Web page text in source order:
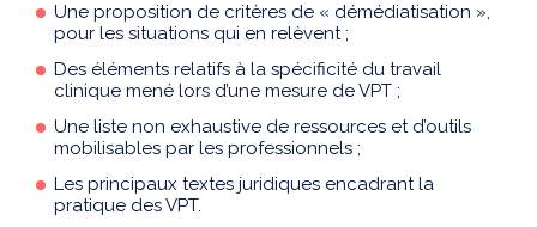
Une proposition de critères de « démédiatisation »,
pour les situations qui en relèvent ;
Des éléments relatifs à la spécificité du travail
clinique mené lors d’une mesure de VPT ;
Une liste non exhaustive de ressources et d’outils
mobilisables par les professionnels ;
Les principaux textes juridiques encadrant la
pratique des VPT.